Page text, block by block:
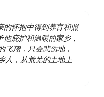
的怀抱中得到养育和照
他庇护和温暖的家乡，
飞翔，只会悲伤地，
人，从荒芜的土地上